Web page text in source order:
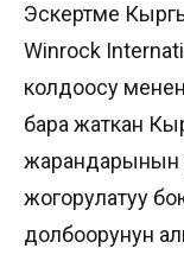
Эскертме
Winrock
колдоосу
бара жаткан
жарандарынын
жогорулатуу
долбоорунун